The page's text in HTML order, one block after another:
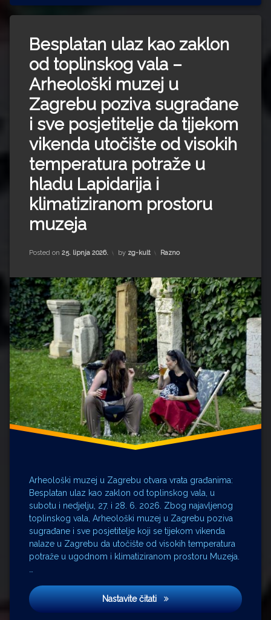
Besplatan ulaz kao zaklon
od toplinskog vala –
Arheološki muzej u
Zagrebu poziva sugrađane
i sve posjetitelje da tijekom
vikenda utočište od visokih
temperatura potraže u
hladu Lapidarija i
klimatiziranom prostoru
muzeja
Posted on 25. lipnja 2026. by zg-kult Kategorije:
Razno
Arheološki muzej u Zagrebu otvara vrata građanima:
Besplatan ulaz kao zaklon od toplinskog vala, u
subotu i nedjelju, 27. i 28. 6. 2026. Zbog najavljenog
toplinskog vala, Arheološki muzej u Zagrebu poziva
sugrađane i sve posjetitelje koji se tijekom vikenda
nalaze u Zagrebu da utočište od visokih temperatura
potraže u ugodnom i klimatiziranom prostoru Muzeja.
…
Nastavite čitatiBesplatan ulaz kao zaklon